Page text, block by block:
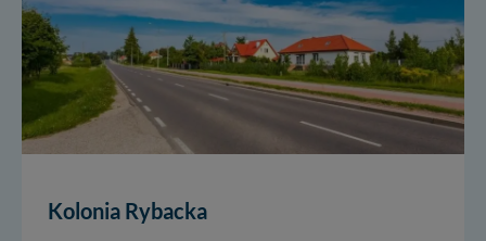
Kolonia Rybacka